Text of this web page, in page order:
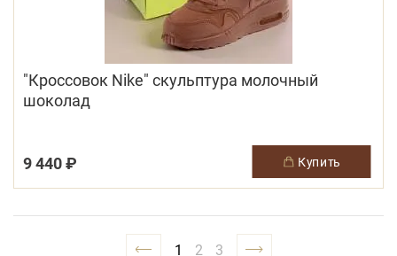
"Кроссовок Nike" скульптура молочный
шоколад
9 440 ₽ купить
1 2 3